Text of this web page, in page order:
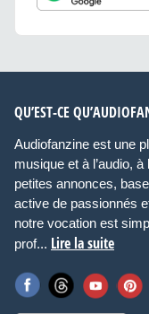
QU’EST-CE
Audiofanzine est une
musique et à l’audio,
petites annonces,
active de passionnés
notre vocation est
prof... Lire la suite